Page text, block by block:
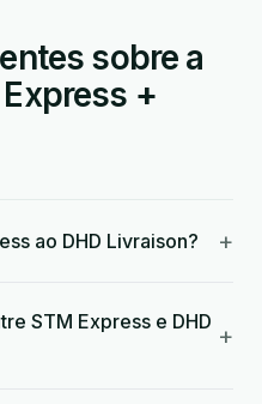
sobre a
+
ao DHD Livraison? +
STM Express e DHD +